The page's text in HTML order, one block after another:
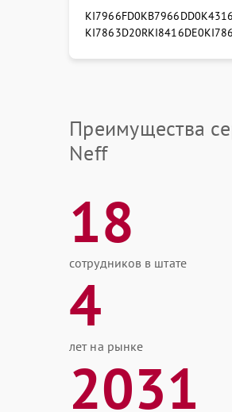
KI7966FD0KB7966DD0
KI7863D20RKI8416DE0
Преимущества
Neff
18
сотрудников в штате
4
лет на рынке
2031